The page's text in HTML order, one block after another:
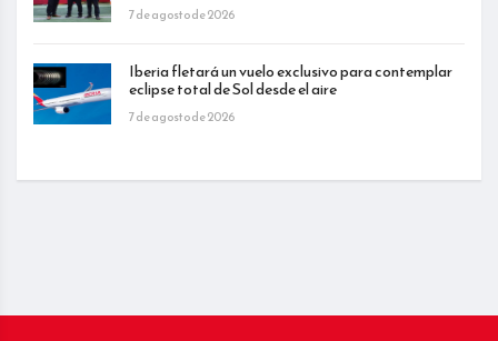
7 de agosto de 2026
Iberia fletará un vuelo exclusivo para contemplar
eclipse total de Sol desde el aire
7 de agosto de 2026